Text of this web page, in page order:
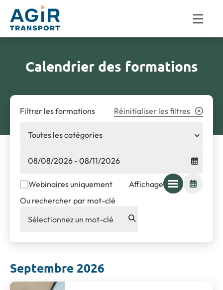
Calendrier des formations
Filtrer les formations Réinitialiser les filtres
Toutes les catégories
Webinaires uniquement Affichage
List Calendar
Ou rechercher par mot-clé
Sélectionnez un mot-clé
Septembre 2026